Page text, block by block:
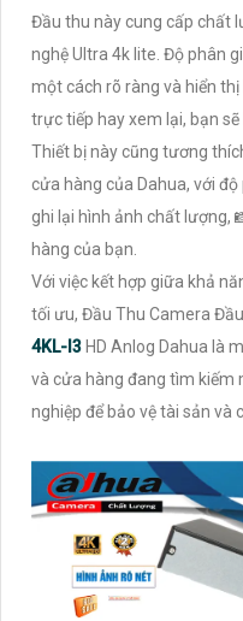
Đầu thu này cung cấp chất
nghệ Ultra 4k lite. Độ phân
một cách rõ ràng và hiển
trực tiếp hay xem lại, bạn
Thiết bị này cũng tương
cửa hàng của Dahua, với
ghi lại hình ảnh chất lượng,
hàng của bạn.
Với việc kết hợp giữa khả
tối ưu, Đầu Thu Camera
4KL-I3 HD Anlog Dahua là
và cửa hàng đang tìm kiếm
nghiệp để bảo vệ tài sản và